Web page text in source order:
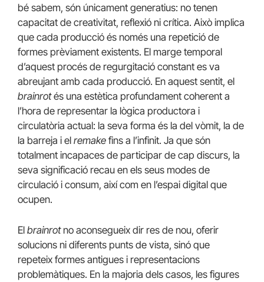
bé sabem, són únicament generatius: no tenen
capacitat de creativitat, reflexió ni crítica. Això implica
que cada producció és només una repetició de
formes prèviament existents. El marge temporal
d’aquest procés de regurgitació constant es va
abreujant amb cada producció. En aquest sentit, el
brainrotés una estètica profundament coherent a
l’hora de representar la lògica productora i
circulatòria actual: la seva forma és la del vòmit, la de
la barreja i el remake fins a l’infinit. Ja que són
totalment incapaces de participar de cap discurs, la
seva significació recau en els seus modes de
circulació i consum, així com en l’espai digital que
ocupen.
El brainrotno aconsegueix dir res de nou, oferir
solucions ni diferents punts de vista, sinó que
repeteix formes antigues i representacions
problemàtiques. En la majoria dels casos, les figures